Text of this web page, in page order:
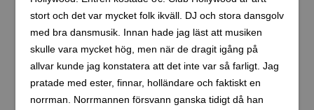
stort och det var mycket folk ikväll. DJ och stora dansgolv
med bra dansmusik. Innan hade jag läst att musiken
skulle vara mycket hög, men när de dragit igång på
allvar kunde jag konstatera att det inte var så farligt. Jag
pratade med ester, finnar, holländare och faktiskt en
norrman. Norrmannen försvann ganska tidigt då han